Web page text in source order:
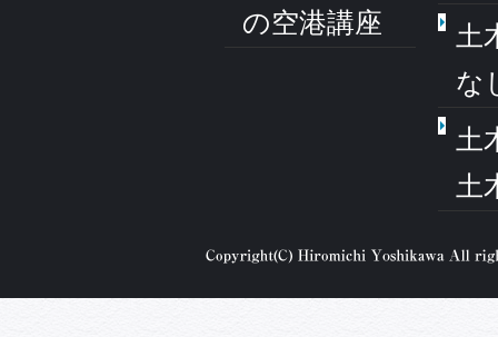
の空港講座
土
な
土
土